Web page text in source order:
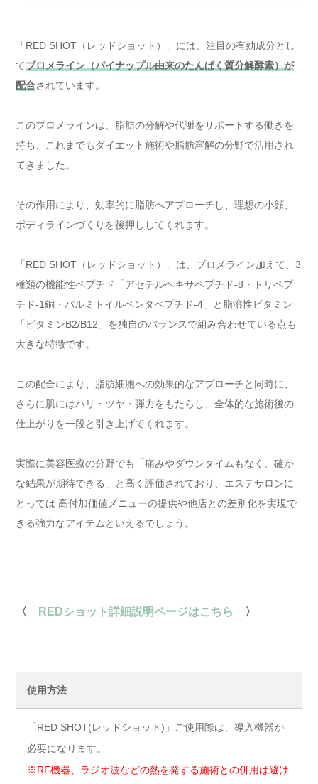
「RED SHOT（レッドショット）」には、注目の有効成分とし
てブロメライン（パイナップル由来のたんぱく質分解酵素）が
配合されています。
このブロメラインは、脂肪の分解や代謝をサポートする働きを
持ち、これまでもダイエット施術や脂肪溶解の分野で活用され
てきました。
その作用により、効率的に脂肪へアプローチし、理想の小顔、
ボディラインづくりを後押ししてくれます。
「RED SHOT（レッドショット）」は、ブロメライン加えて、3
種類の機能性ペプチド「アセチルヘキサペプチド-8・トリペプ
チド-1銅・パルミトイルペンタペプチド-4」と脂溶性ビタミン
「ビタミンB2/B12」を独自のバランスで組み合わせている点も
大きな特徴です。
この配合により、脂肪細胞への効果的なアプローチと同時に、
さらに肌にはハリ・ツヤ・弾力をもたらし、全体的な施術後の
仕上がりを一段と引き上げてくれます。
実際に美容医療の分野でも「痛みやダウンタイムもなく、確か
な結果が期待できる」と高く評価されており、エステサロンに
とっては 高付加価値メニューの提供や他店との差別化を実現で
きる強力なアイテムといえるでしょう。
〈 REDショット詳細説明ページはこちら 〉
使用方法
「RED SHOT(レッドショット)」ご使用際は、導入機器が
必要になります。
※RF機器、ラジオ波などの熱を発する施術との併用は避け